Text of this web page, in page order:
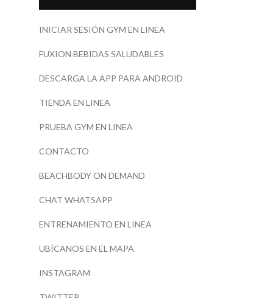
INICIAR SESIÓN GYM EN LINEA
FUXION BEBIDAS SALUDABLES
DESCARGA LA APP PARA ANDROID
TIENDA EN LINEA
PRUEBA GYM EN LINEA
CONTACTO
BEACHBODY ON DEMAND
CHAT WHATSAPP
ENTRENAMIENTO EN LINEA
UBÍCANOS EN EL MAPA
INSTAGRAM